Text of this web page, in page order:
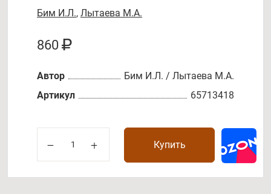
Бим И.Л., Лытаева М.А.
860
Автор
Бим И.Л. / Лытаева М.А.
Артикул
65713418
Купить